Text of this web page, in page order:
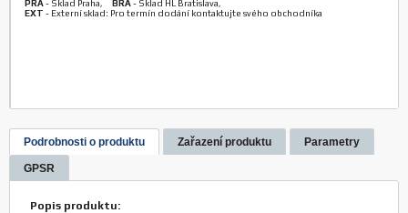
PRA- Sklad Praha, BRA- Sklad HL Bratislava,
EXT - Externí sklad: Pro termín dodání kontaktujte svého obchodníka
Podrobnosti o produktu Zařazení produktu Parametry
GPSR
Popis produktu: